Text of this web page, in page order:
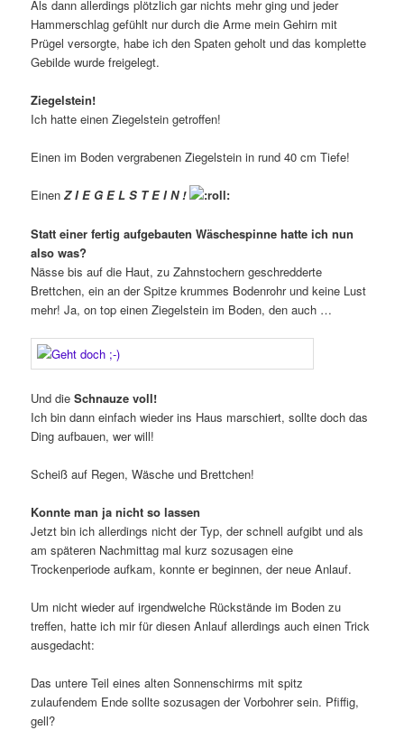
Als dann allerdings plötzlich gar nichts mehr ging und jeder
Hammerschlag gefühlt nur durch die Arme mein Gehirn mit
Prügel versorgte, habe ich den Spaten geholt und das komplette
Gebilde wurde freigelegt.
Ziegelstein!
Ich hatte einen Ziegelstein getroffen!
Einen im Boden vergrabenen Ziegelstein in rund 40 cm Tiefe!
EinenZ I E G E L S T E I N !
Statt einer fertig aufgebauten Wäschespinne hatte ich nun
also was?
Nässe bis auf die Haut, zu Zahnstochern geschredderte
Brettchen, ein an der Spitze krummes Bodenrohr und keine Lust
mehr! Ja, on top einen Ziegelstein im Boden, den auch …
Und dieSchnauze voll!
Ich bin dann einfach wieder ins Haus marschiert, sollte doch das
Ding aufbauen, wer will!
Scheiß auf Regen, Wäsche und Brettchen!
Konnte man ja nicht so lassen
Jetzt bin ich allerdings nicht der Typ, der schnell aufgibt und als
am späteren Nachmittag mal kurz sozusagen eine
Trockenperiode aufkam, konnte er beginnen, der neue Anlauf.
Um nicht wieder auf irgendwelche Rückstände im Boden zu
treffen, hatte ich mir für diesen Anlauf allerdings auch einen Trick
ausgedacht:
Das untere Teil eines alten Sonnenschirms mit spitz
zulaufendem Ende sollte sozusagen der Vorbohrer sein. Pfiffig,
gell?